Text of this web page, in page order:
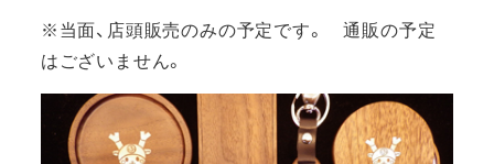
※当面、店頭販売のみの予定です。 通販の予定
はございません。